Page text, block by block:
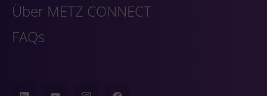
Über METZ CONNECT
FAQs